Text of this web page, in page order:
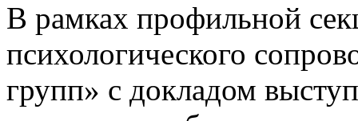
В рамках профильной
психологического
групп» с докладом